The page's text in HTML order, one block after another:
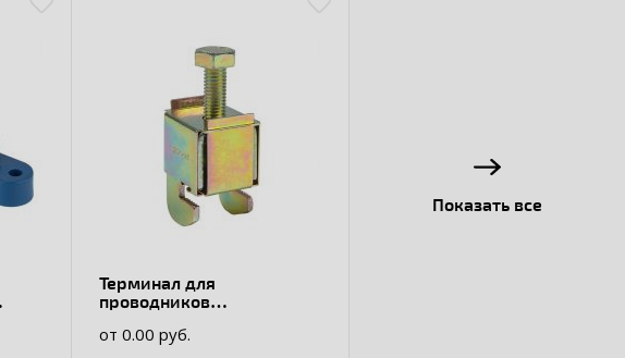
Терминал для
проводников
мм2 на шину (5мм.)
от 0.00 руб.
Показать все